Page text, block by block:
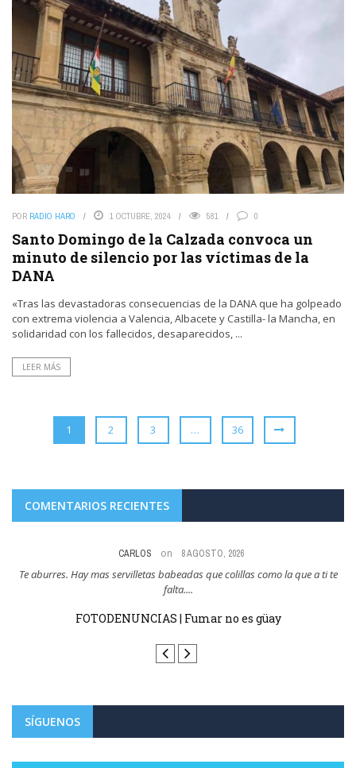
POR RADIO HARO 1 OCTUBRE, 2024 581 0
Santo Domingo de la Calzada convoca un
minuto de silencio por las víctimas de la
DANA
«Tras las devastadoras consecuencias de la DANA que ha golpeado
con extrema violencia a Valencia, Albacete y Castilla- la Mancha, en
solidaridad con los fallecidos, desaparecidos, ...
LEER MÁS
1 2 3 … 36
COMENTARIOS RECIENTES
on 8 AGOSTO, 2026
Y esto es como cuando pensaban que la hosteleria tendria que cerrar por
no dejar fumar ...
FOTODENUNCIAS | Fumar no es güay
SÍGUENOS